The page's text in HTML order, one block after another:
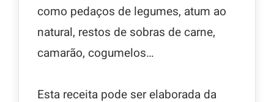
como pedaços de legumes, atum ao
natural, restos de sobras de carne,
camarão, cogumelos…
Esta receita pode ser elaborada da